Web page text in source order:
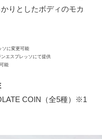
りとしたボディのモカ
ソに変更可能
エスプレッソにて提供
能
COIN（全5種）※1